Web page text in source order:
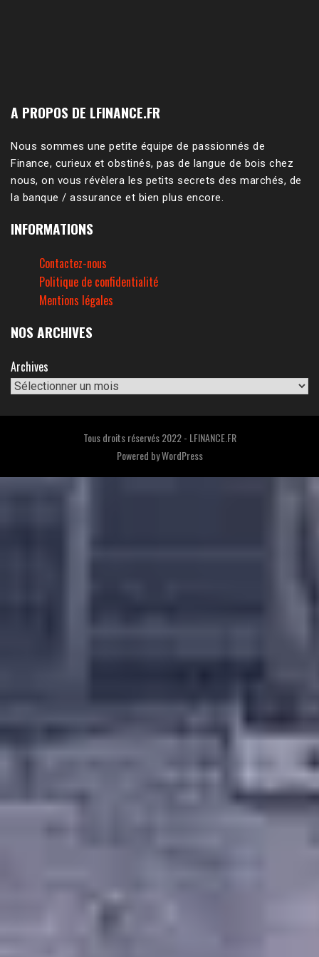
A PROPOS DE LFINANCE.FR
Nous sommes une petite équipe de passionnés de
Finance, curieux et obstinés, pas de langue de bois chez
nous, on vous révèlera les petits secrets des marchés, de
la banque / assurance et bien plus encore.
INFORMATIONS
Contactez-nous
Politique de confidentialité
Mentions légales
NOS ARCHIVES
Archives
Tous droits réservés 2022 - LFINANCE.FR
Powered byWordPress